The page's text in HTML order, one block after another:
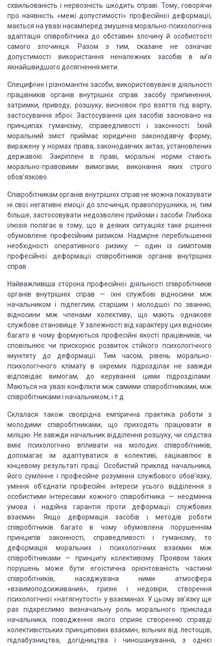
схвильованість і нервозність шкодить справі. Тому, говорячи
про наявність «межі допустимості» професійноїдеформації,
мається на увазі насамперед змушена морально-психологічна
адаптація співробітника до обставин злочину й особистості
самого злочинця. Разом з тим, сказане не означає
допустимості використання неналежних засобів в ім’я
якнайшвидшого досягнення мети.
Специфічні і різноманітні засоби, використовувані в діяльності
працівників органів внутрішніх справ: засобу припинення,
затримки, приводу, розшуку; висновок про взяття під варту,
застосування зброї. Застосування цих засобів засновано на
принципах гуманізму, справедливості і законності. Їхній
моральний зміст приймає юридично законодавчу форму,
виражену у нормах права, законодавчих актах, установлених
державою. Закріплені в праві, моральні норми стають
морально-правовими вимогами, виконання яких строго
обов’язково.
Співробітникам органів внутрішніх справ не можна показувати
ні свої негативні емоції до злочинця, правопорушника, ні, тим
більше, застосовувати недозволені прийоми і засоби. Глибока
ілюзія полягає в тому, що в деяких ситуаціях таке рішення
обумовлене професійним ризиком.
Надмірне перебільшення
необхідності оперативного ризику — один із симптомів
професійної деформації співробітників органів внутрішніх
справ .
Найважливіша сторона професійної діяльності співробітників
органів внутрішніх справ — їхні службові відносини: між
начальником і підлеглим; старшим і молодшої по званню;
відносини між членами колективу, що мають однакове
службове становище. У залежності від характеру цихвідносин
багато в чому формуються професійні якості працівників, чи
сповільнює чи прискорює розвиток стійкого психологічного
імунітету до деформації. Тим часом, рівень морально-
психологічного клімату в окремих підрозділах не завжди
відповідає вимогам, до керування цими підрозділами.
Маються на увазі конфлікти між самими співробітниками, між
співробітниками і начальником, і т.д.
Склалася також своєрідна емпірична практика роботи з
молодими співробітниками, що приходять працювати в
міліцію. Не завжди начальник відділення розшуку, чи слідства
вміє психологічно впливати на молодих співробітників,
допомагає їм адаптуватися в колективі, зацікавлює в
кінцевому результаті праці. Особистий приклад начальника,
його сумлінне і професійне розуміння службового обов’язку,
уміння об’єднати професійні інтереси усього відділення з
особистими інтересами кожного співробітника — неодмінна
умова і надійна гарантія проти деформації службових
взаємин. Якщо деформація засобів і методів роботи
співробітників багато в чомуобумовлена порушенням
принципів законності, справедливості і гуманізму, то
деформація моральних і психологічних взаємин між
співробітниками — принципуколективізму. Проявом таких
порушень може бути егоїстична орієнтованість частини
співробітників, насаджувана ними атмосфера
«взаимоподсиживания», гризні і недовіри, створення
психологічної «натягнутості» у взаєминах. У цьому зв’язкуще
раз підкреслимо визначальну роль морального приклада
начальника, поводження якого сприяє створенню справді
колективістських принципових взаємин, вільнихвід лестощів,
підлабузництва, догідництва і чиношанування, з однієї